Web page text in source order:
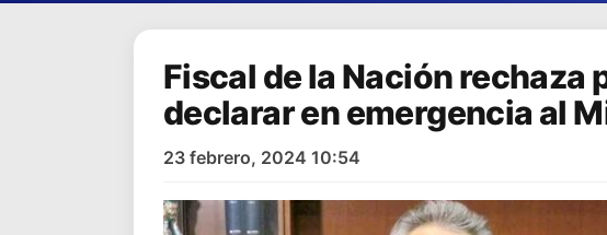
Fiscal de la Nación rechaza
declarar en emergencia al
23 febrero, 2024 10:54